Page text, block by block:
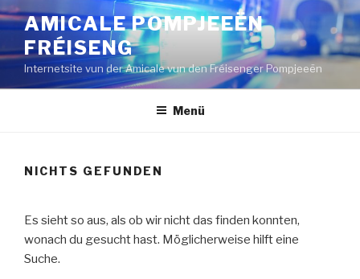
Zum
Inhalt
springen
AMICALE POMPJEEËN
FRÉISENG
Internetsite vun der Amicale vun den Fréisenger Pompjeeën
Menü
NICHTS GEFUNDEN
Es sieht so aus, als ob wir nicht das finden konnten,
wonach du gesucht hast. Möglicherweise hilft eine
Suche.